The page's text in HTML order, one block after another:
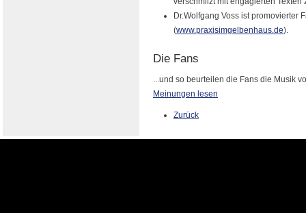
Dr.Wolfgang Voss ist promovierter
(www.praxisimgelbenhaus.de).
Die Fans
...und so beurteilen die Fans die Musik
Meinungen lesen
Zurück